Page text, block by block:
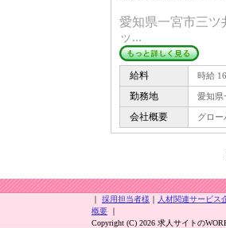
愛知県一宮市三ツ
ッ...
給料 時給
勤務地 愛知県
会社概要 グロー
｜ 採用担当者様 ｜ 人材関連サービス
概要 ｜
Copyright (C) 2026 求人サイトの